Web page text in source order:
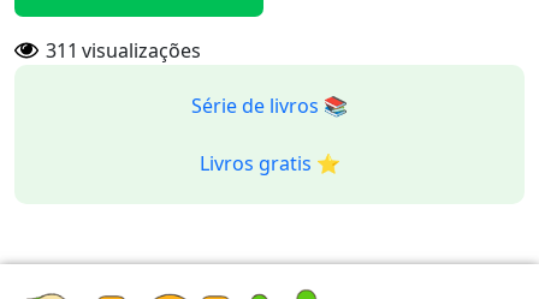
311 visualizações
Série de livros 📚
Livros gratis ⭐️